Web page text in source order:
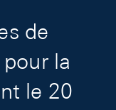
de
la
le 20